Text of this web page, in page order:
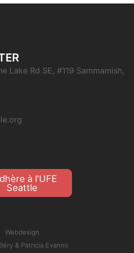
Lake Rd SE, #119 Sammamish,
à l'UFE
Seattle
Webdesign
& Patricia Evanno